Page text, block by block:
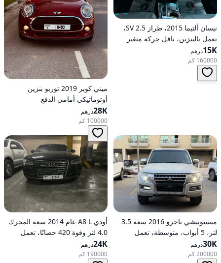
نيسان ألتيما 2015، طراز 2.5 SV،
تعمل بالبنزين، ناقل حركة متغير
مستمر (CVT)، دفع أمامي
15Kدرهم
160000 كم
ميني كوبر 2019 توربو بنزين
أوتوماتيكي أمامي الدفع
28Kدرهم
100000 كم
ميتسوبيشي باجرو 2016 سعة 3.5
لتر، 5 أبواب، متوسطة، تعمل
بالبنزين، أوتوماتيكية، دفع رباعي
30Kدرهم
200000 كم
أودي A8 L عام 2014 سعة المحرك
4.0 لتر وقوة 420 حصانًا، تعمل
بالبنزين، ناقل حركة أوتوماتيكي، دفع
كلي للعجلات
24Kدرهم
190000 كم